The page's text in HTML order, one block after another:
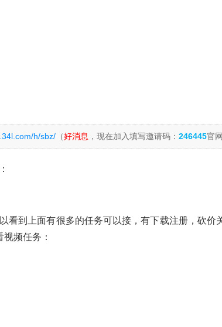
h/sbz/ （好消息 ，现在加入填写邀请码： 246445官
看到上面有很多的任务可以接，有下载注册，砍价
频任务：